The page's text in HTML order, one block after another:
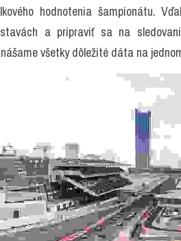
hodnotenia šampionátu.
a pripraviť sa na
všetky dôležité dáta na